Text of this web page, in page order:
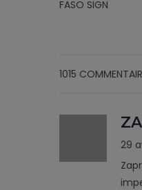
FASO SIGN
1015
29